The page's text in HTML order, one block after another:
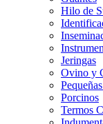
Hilo de
Jeringas
Ovino y
Porcinos
Termos